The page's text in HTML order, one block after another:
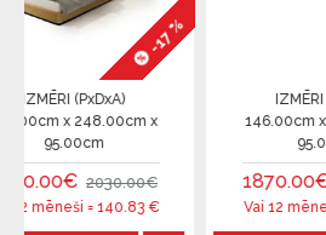
-17 %
x
2030.00€
140.83€
IZMĒRI (PxDxA)
146.00cm x 211.00cm x
1870.00€ 2199.00€
Vai 12 mēneši = 155.83€